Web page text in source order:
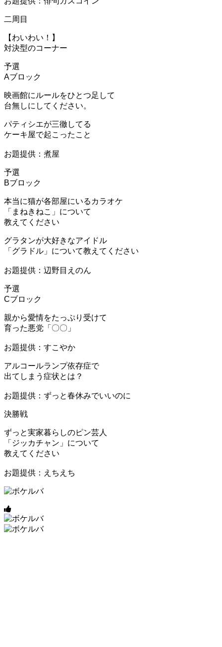
二周目
【わいわい！】
対決型のコーナー
予選
Aブロック
映画館にルールをひとつ足して
台無しにしてください。
パティシエが三徹してる
ケーキ屋で起こったこと
お題提供：煮屋
予選
Bブロック
本当に猫が各部屋にいるカラオケ
「まねきねこ」について
教えてください
グラタンが大好きなアイドル
「グラドル」について教えてください
お題提供：辺野目えのん
予選
Cブロック
親から愛情をたっぷり受けて
育った悪党「〇〇」
お題提供：すこやか
アルコールランプ依存症で
出てしまう症状とは？
お題提供：ずっと春休みでいいのに
決勝戦
ずっと実家暮らしのピン芸人
「ジッカチャン」について
教えてください
お題提供：えちえち